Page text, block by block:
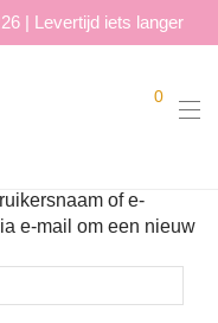
| Levertijd iets langer
0
of e-
e-mail om een nieuw